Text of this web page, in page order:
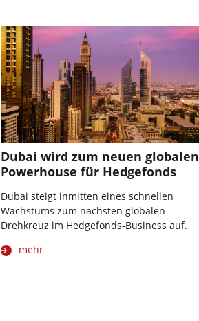
Dubai wird zum neuen globalen
Powerhouse für Hedgefonds
Dubai steigt inmitten eines schnellen
Wachstums zum nächsten globalen
Drehkreuz im Hedgefonds-Business auf.
mehr